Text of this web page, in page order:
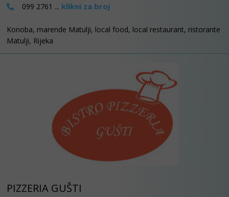
099 2761 ... klikni za broj
Konoba, marende Matulji, local food, local restaurant, ristorante
Matulji, Rijeka
PIZZERIA GUŠTI